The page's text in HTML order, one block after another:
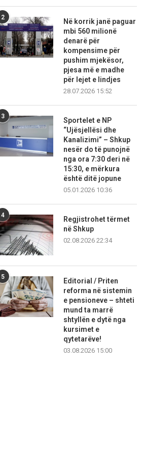
2
Në korrik janë paguar
mbi 560 milionë
denarë për
kompensime për
pushim mjekësor,
pjesa më e madhe
për lejet e lindjes
28.07.2026 15:52
3
Sportelet e NP
“Ujësjellësi dhe
Kanalizimi” – Shkup
nesër do të punojnë
nga ora 7:30 deri në
15:30, e mërkura
është ditë jopune
05.01.2026 10:36
4
Regjistrohet tërmet
në Shkup
02.08.2026 22:34
5
Editorial / Priten
reforma në sistemin
e pensioneve – shteti
mund ta marrë
shtyllën e dytë nga
kursimet e
qytetarëve!
03.08.2026 15:00